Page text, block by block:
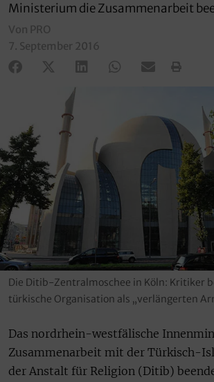
Ministerium die Zusammenarbeit
Von PRO
7. September 2016
Die Ditib-Zentralmoschee in Köln: Kritiker
türkische Organisation als „verlängerten
Das nordrhein-westfälische
Zusammenarbeit mit der Türkisch-
der Anstalt für Religion (Ditib)